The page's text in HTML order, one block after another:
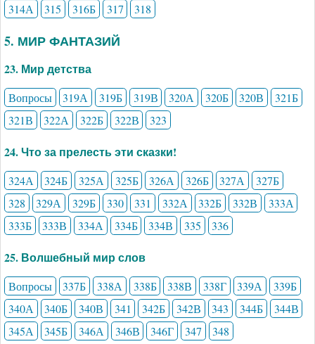
314А
315 316Б 317 318
5. МИР ФАНТАЗИЙ
23. Мир детства
Вопросы 319А 319Б 319В 320А 320Б 320В
321Б
321В
322А 322Б 322В 323
24. Что за прелесть эти сказки!
324А 324Б 325А 325Б 326А 326Б 327А
327Б
328
329А 329Б 330 331 332А 332Б 332В
333А
333Б
333В 334А 334Б 334В 335 336
25. Волшебный мир слов
Вопросы 337Б 338А 338Б 338В 338Г 339А
339Б
340А
340Б 340В 341 342Б 342В 343 344Б
344В
345А
345Б 346А 346В 346Г 347 348